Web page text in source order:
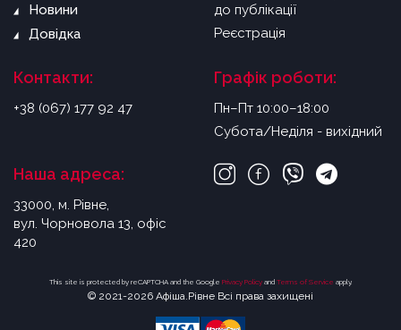
Новини
Довідка
до публікації
Реєстрація
Контакти:
+38 (067) 177 92 47
Графік роботи:
Пн–Пт 10:00–18:00
Субота/Неділя - вихідний
Наша адреса:
33000, м. Рівне,
вул. Чорновола 13, офіс
420
This site is protected by reCAPTCHA and the Google Privacy Policyand Terms of Service apply.
© 2021-2026 Афіша.Рівне Всі права захищені